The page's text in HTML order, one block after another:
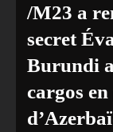
/M23 a
secret
Burundi
cargos